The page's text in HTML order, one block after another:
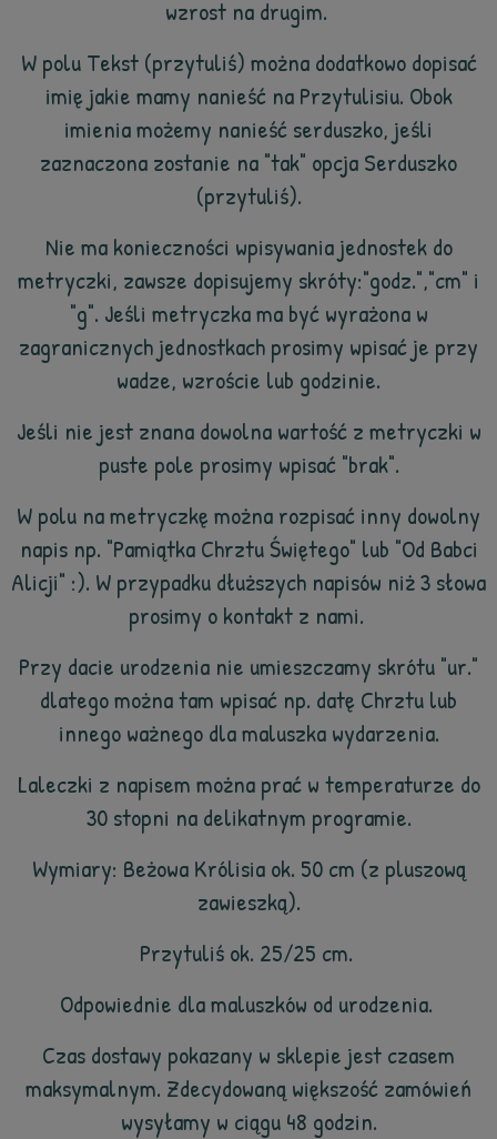
wzrost na drugim.
W polu Tekst (przytuliś) można dodatkowo dopisać
imię jakie mamy nanieść na Przytulisiu. Obok
imienia możemy nanieść serduszko, jeśli
zaznaczona zostanie na "tak" opcja Serduszko
(przytuliś).
Nie ma konieczności wpisywania jednostek do
metryczki, zawsze dopisujemy skróty:"godz.","cm" i
"g". Jeśli metryczka ma być wyrażona w
zagranicznych jednostkach prosimy wpisać je przy
wadze, wzroście lub godzinie.
Jeśli nie jest znana dowolna wartość z metryczki w
puste pole prosimy wpisać "brak".
W polu na metryczkę można rozpisać inny dowolny
napis np. "Pamiątka Chrztu Świętego" lub "Od Babci
Alicji" :). W przypadku dłuższych napisów niż 3 słowa
prosimy o kontakt z nami.
Przy dacie urodzenia nie umieszczamy skrótu "ur."
dlatego można tam wpisać np. datę Chrztu lub
innego ważnego dla maluszka wydarzenia.
Laleczki z napisem można prać w temperaturze do
30 stopni na delikatnym programie.
Wymiary: Beżowa Królisia ok. 50 cm (z pluszową
zawieszką).
Przytuliś ok. 25/25 cm.
Odpowiednie dla maluszków od urodzenia.
Czas dostawy pokazany w sklepie jest czasem
maksymalnym. Zdecydowaną większość zamówień
wysyłamy w ciągu 48 godzin.